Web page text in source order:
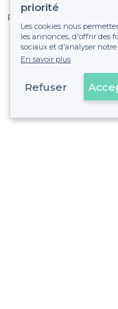
Pas de commissions et
fixe sans
priorité
Les cookies nous
les annonces, d'offrir des
sociaux et d'analyser
En savoir plus
Refuser